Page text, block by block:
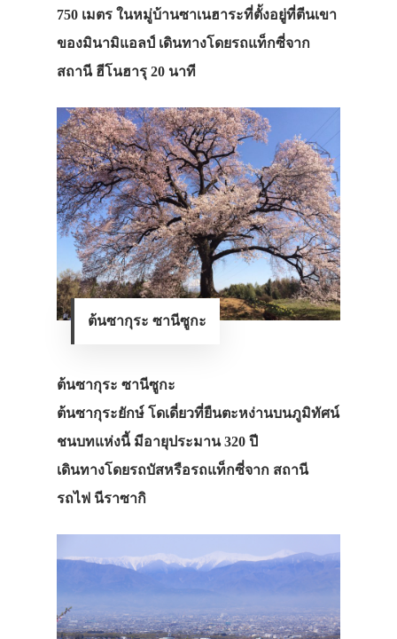
750 เมตร ในหมู่บ้านซาเนฮาระที่ตั้งอยู่ที่ตีนเขา
ของมินามิแอลป์ เดินทางโดยรถแท็กซี่จาก
สถานี ฮีโนฮารุ 20 นาที
ต้นซากุระ ซานีซูกะ
ต้นซากุระ ซานีซูกะ
ต้นซากุระยักษ์ โดเดี่ยวที่ยืนตะหง่านบนภูมิทัศน์
ชนบทแห่งนี้ มีอายุประมาน 320 ปี
เดินทางโดยรถบัสหรือรถแท็กซี่จาก สถานี
รถไฟ นีราซากิ